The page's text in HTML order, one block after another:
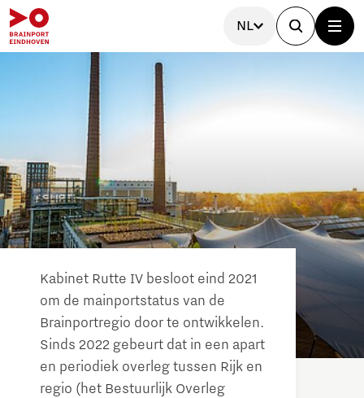
NL
Kabinet Rutte IV besloot eind 2021
om de mainportstatus van de
Brainportregio door te ontwikkelen.
Sinds 2022 gebeurt dat in een apart
en periodiek overleg tussen Rijk en
regio (het Bestuurlijk Overleg